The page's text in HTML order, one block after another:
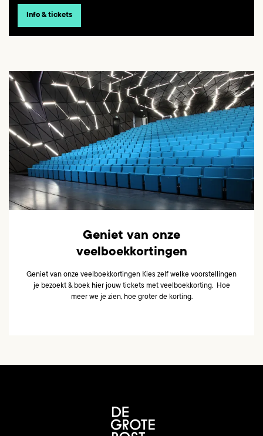
Info & tickets
Geniet van onze
veelboekkortingen
Geniet van onze veelboekkortingen Kies zelf welke voorstellingen
je bezoekt & boek hier jouw tickets met veelboekkorting. Hoe
meer we je zien, hoe groter de korting.